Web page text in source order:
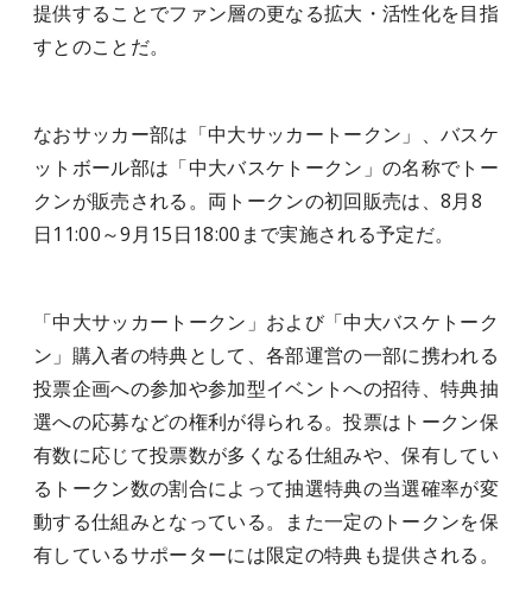
提供することでファン層の更なる拡大・活性化を目指
すとのことだ。
なおサッカー部は「中大サッカートークン」、バスケ
ットボール部は「中大バスケトークン」の名称でトー
クンが販売される。両トークンの初回販売は、8月8
日11:00～9月15日18:00まで実施される予定だ。
「中大サッカートークン」および「中大バスケトーク
ン」購入者の特典として、各部運営の一部に携われる
投票企画への参加や参加型イベントへの招待、特典抽
選への応募などの権利が得られる。投票はトークン保
有数に応じて投票数が多くなる仕組みや、保有してい
るトークン数の割合によって抽選特典の当選確率が変
動する仕組みとなっている。また一定のトークンを保
有しているサポーターには限定の特典も提供される。